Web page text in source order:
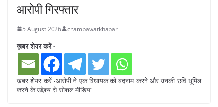
आरोपी गिरफ्तार
5 August 2026 champawatkhabar
ख़बर शेयर करें -
ख़बर शेयर करें -आरोपी ने एक विधायक को बदनाम करने और उनकी छवि धूमिल
करने के उद्देश्य से सोशल मीडिया